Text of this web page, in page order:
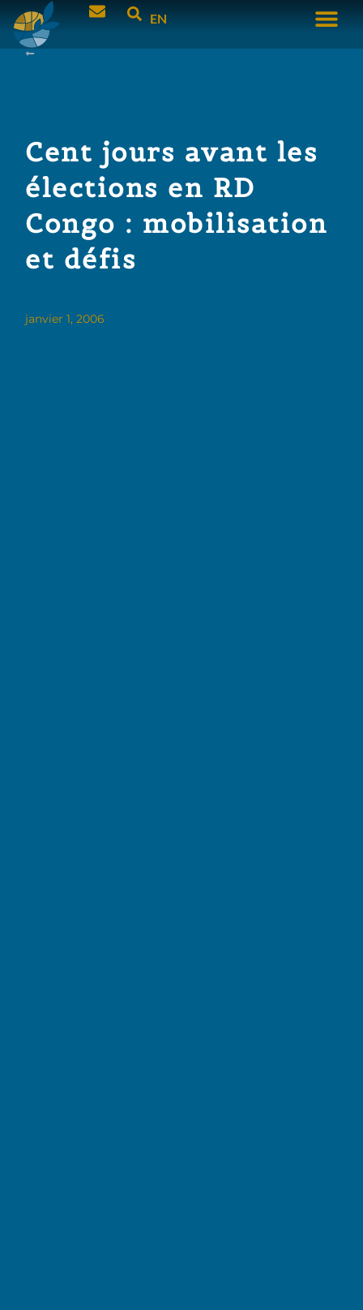
EN
Cent jours avant les
élections en RD
Congo : mobilisation
et défis
janvier 1, 2006